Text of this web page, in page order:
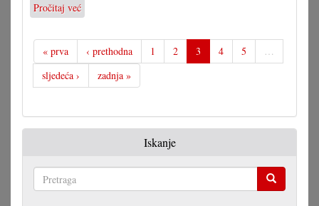
Pročitaj već
Svaki
će
svoju
paru
čižam
« prva ‹ prethodna 1 2 3 4 5
…
sljedeća ›
zadnja »
Iskanje